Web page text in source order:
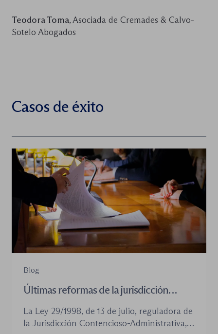
Teodora Toma, Asociada de Cremades & Calvo-
Sotelo Abogados
Casos de éxito
Blog
Últimas reformas de la jurisdicción
La Ley 29/1998, de 13 de julio, reguladora de
la Jurisdicción Contencioso-Administrativa,